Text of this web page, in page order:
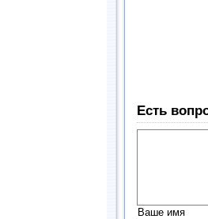
Есть
Ваше имя